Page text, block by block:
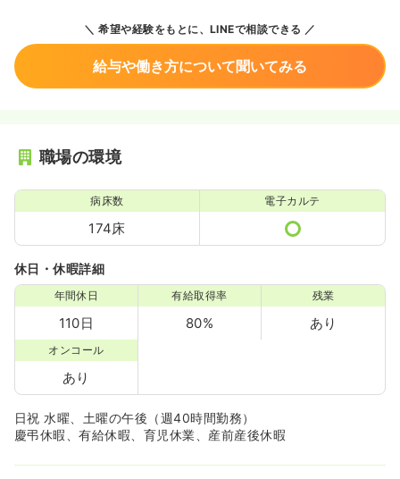
希望や経験をもとに、LINEで相談できる
給与や働き方について聞いてみる
職場の環境
病床数
174床
電子カルテ
休日・休暇詳細
年間休日
110日
有給取得率
80%
残業
あり
オンコール
あり
日祝 水曜、土曜の午後（週40時間勤務）
慶弔休暇、有給休暇、育児休業、産前産後休暇